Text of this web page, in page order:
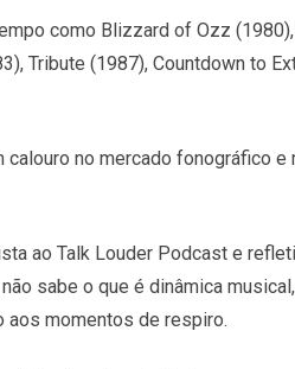
como Blizzard of Ozz
Tribute (1987), Countdown to
calouro no mercado fonográfico
ao Talk Louder Podcast e
sabe o que é dinâmica
aos momentos de respiro.